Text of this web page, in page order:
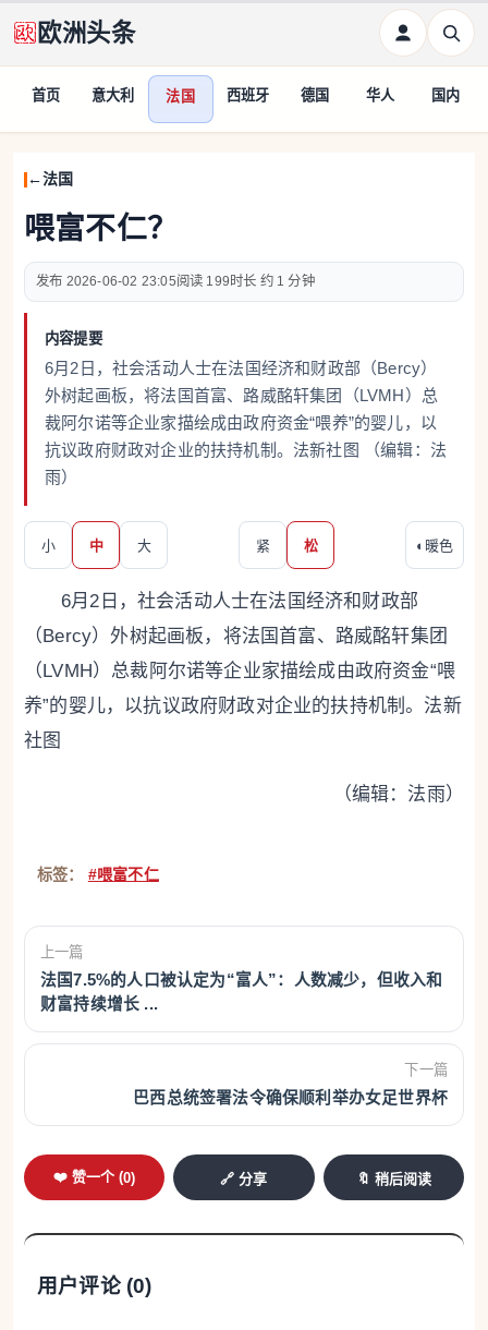
欧洲头条
首页 意大利 法国 西班牙 德国 华人 国内
法国
喂富不仁？
2026-06-02 23:05 199 约 1 分钟
内容提要
6月2日，社会活动人士在法国经济和财政部（Bercy）
外树起画板，将法国首富、路威酩轩集团（LVMH）总
裁阿尔诺等企业家描绘成由政府资金“喂养”的婴儿，以
抗议政府财政对企业的扶持机制。法新社图 （编辑：法
雨）
小 中 大 紧 松 ◐ 暖色
6月2日，社会活动人士在法国经济和财政部
（Bercy）外树起画板，将法国首富、路威酩轩集团
（LVMH）总裁阿尔诺等企业家描绘成由政府资金“喂
养”的婴儿，以抗议政府财政对企业的扶持机制。法新
社图
（编辑：法雨）
标签： #喂富不仁
上一篇
法国7.5%的人口被认定为“富人”：人数减少，但收入和
财富持续增长 ...
下一篇
巴西总统签署法令确保顺利举办女足世界杯
❤️ 赞一个 (0) 🔗 分享 🔖 稍后阅读
用户评论 (0)